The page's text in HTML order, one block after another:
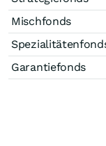
Mischfonds
Garantiefonds